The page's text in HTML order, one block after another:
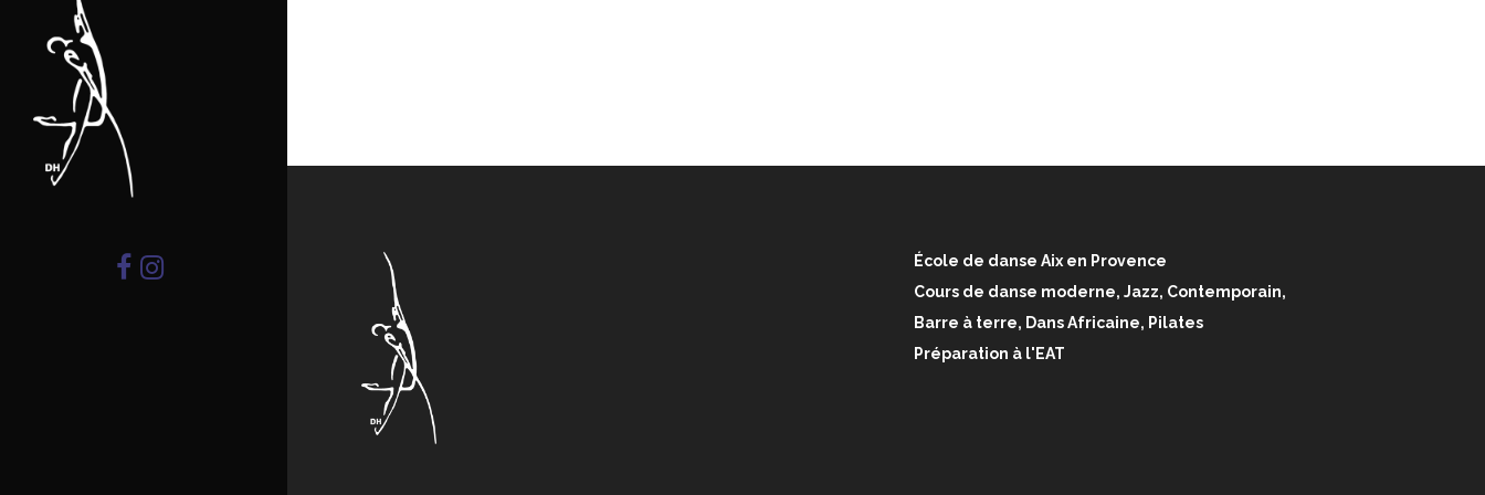
École de danse Aix en Provence
Cours de danse moderne, Jazz, Contemporain,
Barre à terre, Dans Africaine, Pilates
Préparation à l'EAT